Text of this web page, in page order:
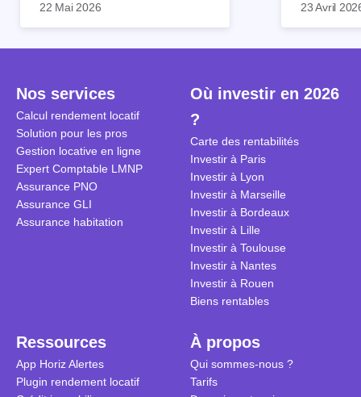
patrimoine et générer des
Cependant, il est crucial de
notamment la TVA, afin
d'optimiser cette activité.
Et qu’a-t-on appris à la rentrée
la TVA est généralisé pour les
saisonnière dans certaines
conditions. On fait le point dans
cet article.
22 Mai 2026
immobilier.
historique
quelles
pour en
23 Avril
Nos services
Calcul rendement locatif
Solution pour les pros
Gestion locative en ligne
Expert Comptable LMNP
Assurance PNO
Assurance GLI
Assurance habitation
Où investir en 2026
?
Carte des rentabilités
Investir à Paris
Investir à Lyon
Investir à Marseille
Investir à Bordeaux
Investir à Lille
Investir à Toulouse
Investir à Nantes
Investir à Rouen
Biens rentables
Ressources
App Horiz Alertes
Plugin rendement locatif
À propos
Qui sommes-nous ?
Tarifs